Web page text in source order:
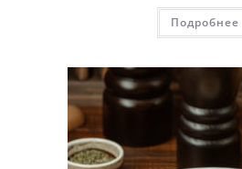
Подробнее